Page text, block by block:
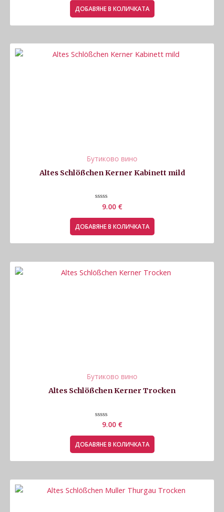
от
5
ДОБАВЯНЕ В КОЛИЧКАТА
Бутиково вино
Altes Schlößchen Kerner Kabinett mild
Оценено
0
от
5
9.00 €
ДОБАВЯНЕ В КОЛИЧКАТА
Бутиково вино
Altes Schlößchen Kerner Trocken
Оценено
0
от
5
9.00 €
ДОБАВЯНЕ В КОЛИЧКАТА